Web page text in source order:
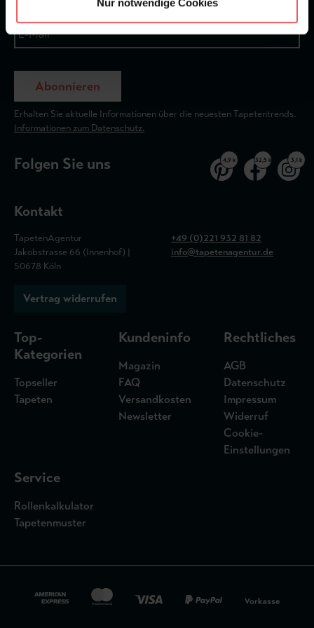
Nur notwendige Cookies
Abonnieren
Erhalten Sie aktuelle Informationen über die neuesten Tapetentrends.
Informationen zum Datenschutz.
Folgen Sie uns 4,9 k 32,5 k 3,1 k
Kontakt
TapetenAgentur
Jakobstrasse 66 (Innenhof) |
50678 Köln
+49 (0)221 932 81 82
info@tapetenagentur.de
Vertrag widerrufen
Top-
Kategorien
Topseller
Tapeten
Kundeninfo
Magazin
FAQ
Versandkosten
Newsletter
Rechtliches
AGB
Datenschutz
Impressum
Widerruf
Cookie-
Einstellungen
Service
Rollenkalkulator
Tapetenmuster